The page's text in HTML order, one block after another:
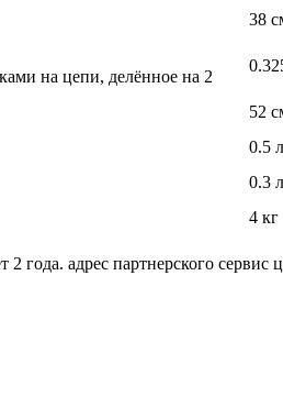
38
на цепи, делённое на 2
52
0.5 л
0.3 л
4 кг
года. адрес партнерского